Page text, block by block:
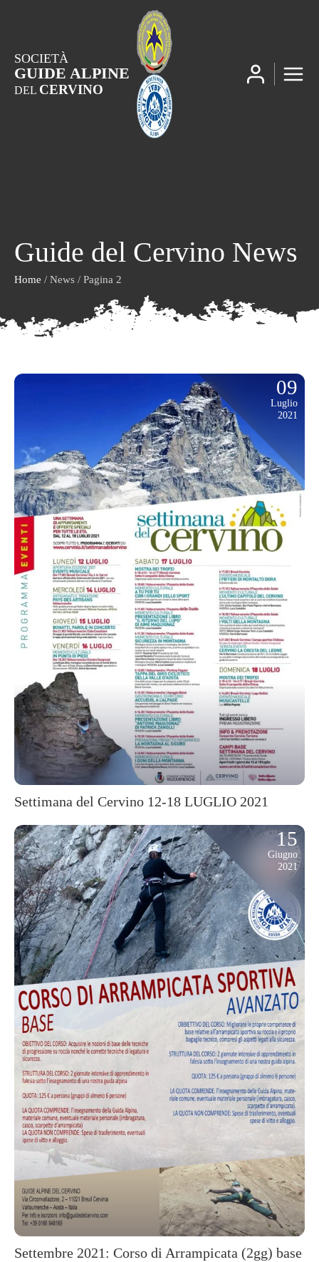
SOCIETÀ
GUIDE ALPINE
DEL CERVINO
Guide del Cervino News
Home / News / Pagina 2
09
Luglio
2021
Settimana del Cervino 12-18 LUGLIO 2021
15
Giugno
2021
Settembre 2021: Corso di Arrampicata (2gg) base